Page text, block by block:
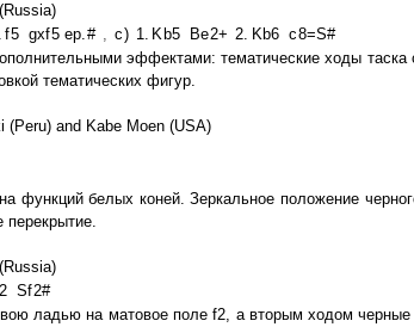
f5 gxf5 ep.# , c) 1. Kb5 Be2+ 2. Kb6 c8=S#
эффектами: тематические ходы
тематических фигур.
(Peru) and Kabe Moen (USA)
функций белых коней. Зеркальное положение
Sf2#
ладью на матовое поле f2, а вторым ходом